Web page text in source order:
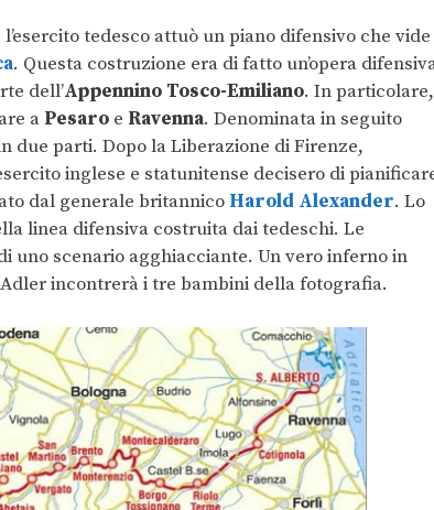
tedesco attuò un piano difensivo che vide
. Questa costruzione era di fatto un’opera
dell’Appennino Tosco-Emiliano. In particolare,
a Pesaro e Ravenna. Denominata in seguito
due parti. Dopo la Liberazione di Firenze,
inglese e statunitense decisero di
dal generale britannico Harold Alexander. Lo
linea difensiva costruita dai tedeschi. Le
uno scenario agghiacciante. Un vero inferno in
incontrerà i tre bambini della fotografia.